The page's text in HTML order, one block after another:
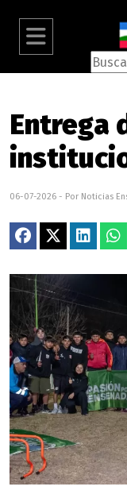
Entrega
06-07-2026 - Por Noticias